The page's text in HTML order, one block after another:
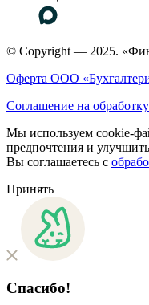
© Copyright — 2025.
Оферта ООО
Соглашение на
Мы используем cookie-
предпочтения и
Вы соглашаетесь с
Принять
Спасибо!